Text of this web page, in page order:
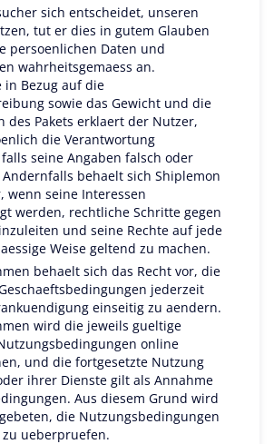
sich entscheidet, unseren
tut er dies in gutem Glauben
persoenlichen Daten und
wahrheitsgemaess an.
in Bezug auf die
sowie das Gewicht und die
des Pakets erklaert der Nutzer,
die Verantwortung
seine Angaben falsch oder
behaelt sich Shiplemon
wenn seine Interessen
werden, rechtliche Schritte gegen
und seine Rechte auf jede
Weise geltend zu machen.
behaelt sich das Recht vor, die
jederzeit
einseitig zu aendern.
wird die jeweils gueltige
online
und die fortgesetzte Nutzung
ihrer Dienste gilt als Annahme
Aus diesem Grund wird
die Nutzungsbedingungen
zu ueberpruefen.